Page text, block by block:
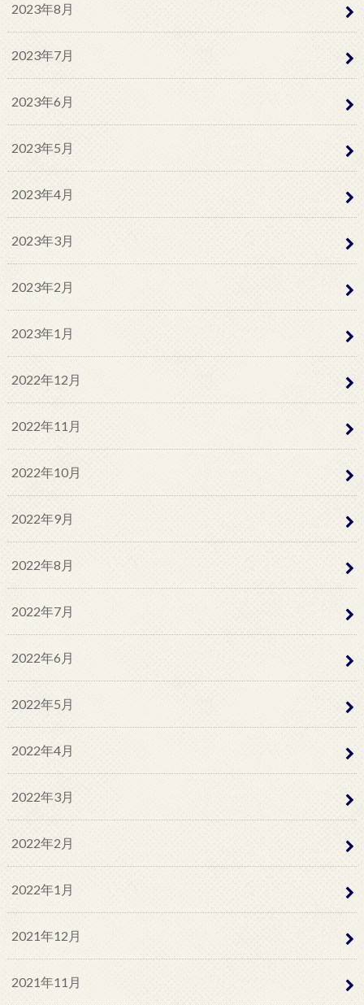
2023年8月
2023年7月
2023年6月
2023年5月
2023年4月
2023年3月
2023年2月
2023年1月
2022年12月
2022年11月
2022年10月
2022年9月
2022年8月
2022年7月
2022年6月
2022年5月
2022年4月
2022年3月
2022年2月
2022年1月
2021年12月
2021年11月